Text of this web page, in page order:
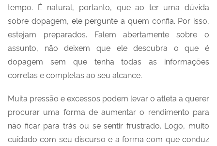
tempo. É natural, portanto, que ao ter uma dúvida
sobre dopagem, ele pergunte a quem confia. Por isso,
estejam preparados. Falem abertamente sobre o
assunto, não deixem que ele descubra o que é
dopagem sem que tenha todas as informações
corretas e completas ao seu alcance.
Muita pressão e excessos podem levar o atleta a querer
procurar uma forma de aumentar o rendimento para
não ficar para trás ou se sentir frustrado. Logo, muito
cuidado com seu discurso e a forma com que conduz